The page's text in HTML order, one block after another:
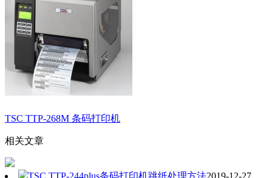
TSC TTP-268M 条码打印机
相关文章